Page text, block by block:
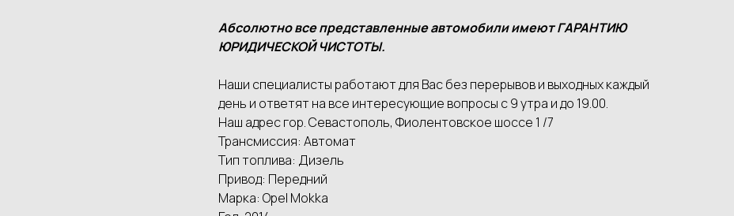
Абсолютно все представленные автомобили имеют ГАРАНТИЮ
ЮРИДИЧЕСКОЙ ЧИСТОТЫ.
Наши специалисты работают для Вас без перерывов и выходных каждый
день и ответят на все интересующие вопросы с 9 утра и до 19.00.
Наш адрес гор. Севастополь, Фиолентовское шоссе 1 /7
Трансмиссия: Автомат
Тип топлива: Дизель
Привод: Передний
Марка: Opel Mokka